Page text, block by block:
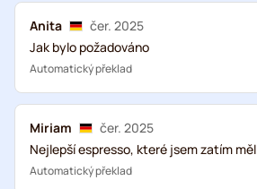
Anita
čer. 2025
Jak bylo požadováno
Automatický překlad
Miriam
čer. 2025
Nejlepší espresso, které jsem zatím měl
Automatický překlad